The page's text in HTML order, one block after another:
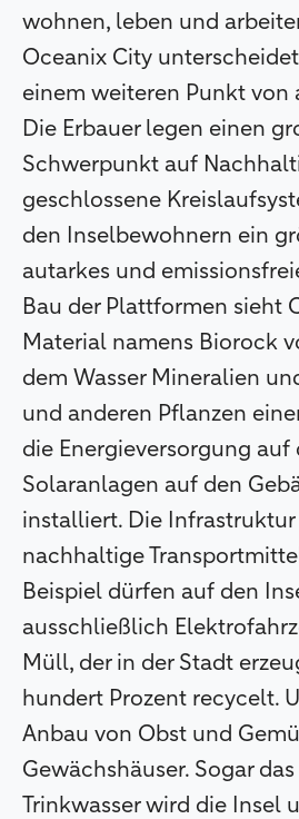
wohnen, leben und
Oceanix City
einem weiteren Punkt von
Die Erbauer legen einen
Schwerpunkt auf
geschlossene
den Inselbewohnern ein
autarkes und
Bau der Plattformen sieht
Material namens Biorock
dem Wasser Mineralien
und anderen Pflanzen
die Energieversorgung auf
Solaranlagen auf den
installiert. Die Infrastruktur
nachhaltige
Beispiel dürfen auf den
ausschließlich
Müll, der in der Stadt
hundert Prozent recycelt.
Anbau von Obst und
Gewächshäuser. Sogar
Trinkwasser wird die Insel